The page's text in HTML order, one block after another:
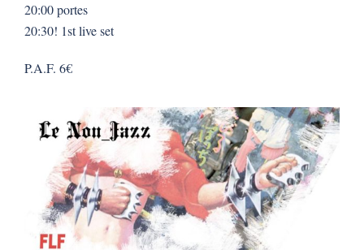
20:00 portes
20:30! 1st live set
P.A.F. 6€